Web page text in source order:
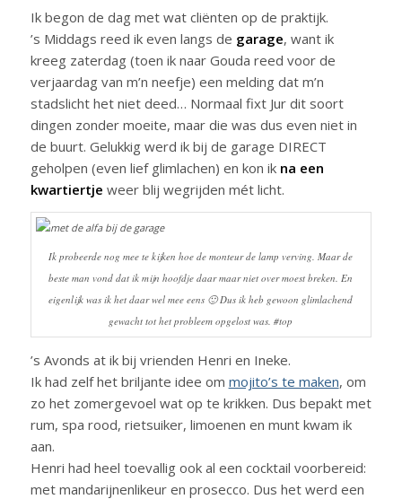
Ik begon de dag met wat cliënten op de praktijk.
’s Middags reed ik even langs de garage, want ik
kreeg zaterdag (toen ik naar Gouda reed voor de
verjaardag van m’n neefje) een melding dat m’n
stadslicht het niet deed… Normaal fixt Jur dit soort
dingen zonder moeite, maar die was dus even niet in
de buurt. Gelukkig werd ik bij de garage DIRECT
geholpen (even lief glimlachen) en kon ik na een
kwartiertje weer blij wegrijden mét licht.
Ik probeerde nog mee te kijken hoe de monteur de lamp verving. Maar de
beste man vond dat ik mijn hoofdje daar maar niet over moest breken. En
eigenlijk was ik het daar wel mee eens 🙂 Dus ik heb gewoon glimlachend
gewacht tot het probleem opgelost was. #top
’s Avonds at ik bij vrienden Henri en Ineke.
Ik had zelf het briljante idee om mojito’s te maken, om
zo het zomergevoel wat op te krikken. Dus bepakt met
rum, spa rood, rietsuiker, limoenen en munt kwam ik
aan.
Henri had heel toevallig ook al een cocktail voorbereid:
met mandarijnenlikeur en prosecco. Dus het werd een